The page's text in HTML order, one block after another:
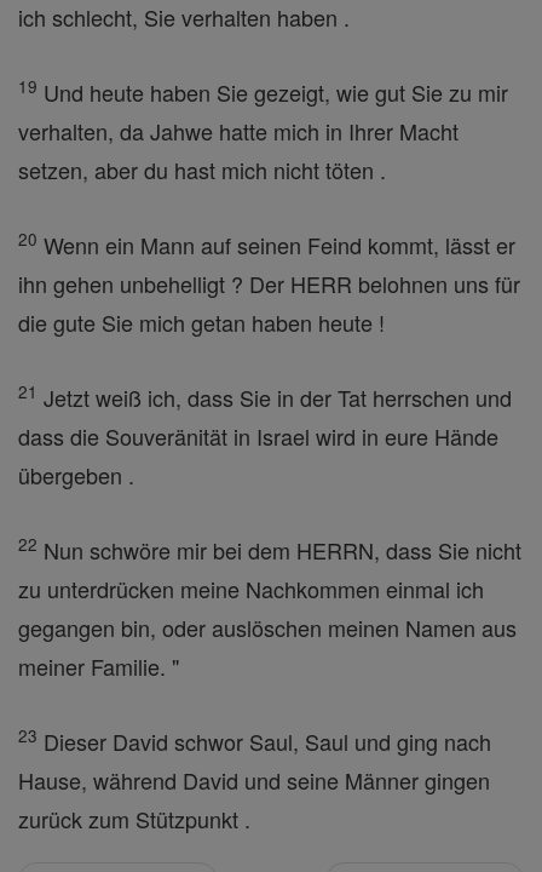
ich schlecht, Sie verhalten haben .
19 Und heute haben Sie gezeigt, wie gut Sie zu mir
verhalten, da Jahwe hatte mich in Ihrer Macht
setzen, aber du hast mich nicht töten .
20 Wenn ein Mann auf seinen Feind kommt, lässt er
ihn gehen unbehelligt ? Der HERR belohnen uns für
die gute Sie mich getan haben heute !
21 Jetzt weiß ich, dass Sie in der Tat herrschen und
dass die Souveränität in Israel wird in eure Hände
übergeben .
22 Nun schwöre mir bei dem HERRN, dass Sie nicht
zu unterdrücken meine Nachkommen einmal ich
gegangen bin, oder auslöschen meinen Namen aus
meiner Familie. "
23 Dieser David schwor Saul, Saul und ging nach
Hause, während David und seine Männer gingen
zurück zum Stützpunkt .